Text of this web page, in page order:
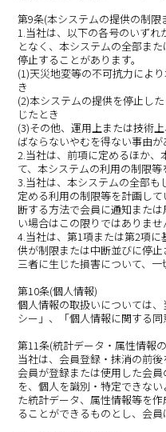
第9条(本システムの提供の制限
1.当社は、以下の各号のいず
となく、本システムの全部ま
停止することがあります。
(1)天災地変等の不可抗力によ
き
(2)本システムの提供を停止し
じたとき
(3)その他、運用上または技術
ばならないやむを得ない事由が
2.当社は、前項に定めるほか
て、本システムの利用の制限等
3.当社は、本システムの全部
定める利用の制限等を計画し
断する方法で会員に通知また
い場合はこの限りではありませ
4.当社は、第1項または第2項
供が制限または中断並びに停
三者に生じた損害について、一
第10条(個人情報)
個人情報の取扱いについては
シー」、「個人情報に関する同
第11条(統計データ・属性情報
当社は、会員登録・抹消の前
会員が登録または使用した会
を、個人を識別・特定できな
た統計データ、属性情報等を
ることができるものとし、会員